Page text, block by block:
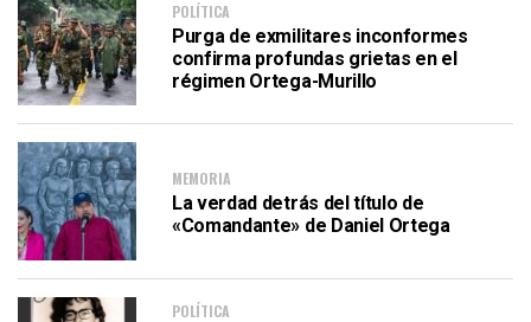
POLÍTICA
Purga de exmilitares inconformes
confirma profundas grietas en el
régimen Ortega-Murillo
MEMORIA
La verdad detrás del título de
«Comandante» de Daniel Ortega
POLÍTICA